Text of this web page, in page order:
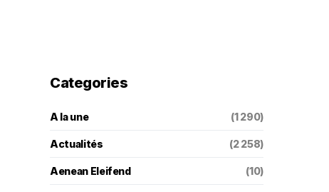
Categories
A la une (1 290)
Actualités (2 258)
Aenean Eleifend (10)